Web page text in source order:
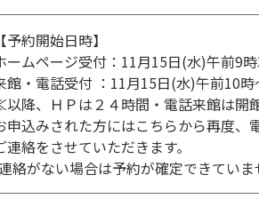
【予約開始日時】
ームページ受付：11月15日(水)午前9
館・電話受付 ：11月15日(水)午前10時
降、ＨＰは２４時間・電話来館は開
申込みされた方にはこちらから再度、
連絡をさせていただきます。
絡がない場合は予約が確定できてい